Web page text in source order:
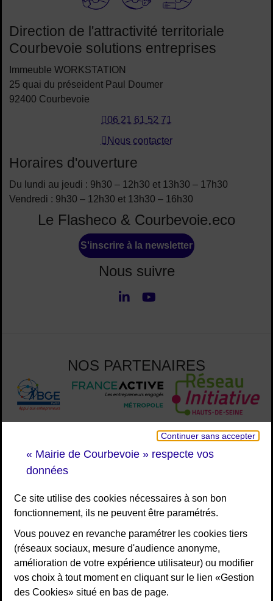
Continuer sans accepter
« Mairie de Courbevoie » respecte vos
données
Ce site utilise des cookies nécessaires à son bon
fonctionnement, ils ne peuvent être paramétrés.
Vous pouvez en revanche paramétrer les cookies tiers
(réseaux sociaux, mesure d'audience anonyme,
amélioration de votre expérience utilisateur) ou modifier
vos choix à tout moment en cliquant sur le lien «Gestion
des Cookies» situé en bas de page.
Direction de l'attractivité territoriale
Courbevoie solutions entreprises
Immeuble WORKSTATION
25 quai du préseident Paul Doumer
92400 Courbevoie
06 21 61 52 71
Nous contacter
Horaires d'ouverture
Du lundi au jeudi : 9h30 – 12h30 et 13h30 – 17h30
Vendredi : 9h30 – 12h30 et 13h30 – 16h30
Le Flasheco & Courbevoie.eco
S'inscrire à la newsletter
Nous suivre
Nous suivre
NOS PARTENAIRES